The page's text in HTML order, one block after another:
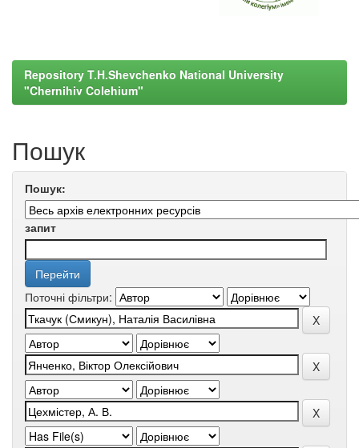
Repository T.H.Shevchenko National University
"Chernihiv Colehium"
Пошук
Пошук:
запит
Поточні фільтри: